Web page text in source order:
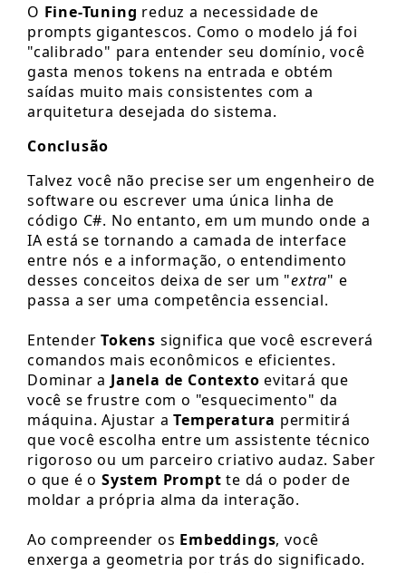
O Fine-Tuning reduz a necessidade de
prompts gigantescos. Como o modelo já foi
"calibrado" para entender seu domínio, você
gasta menos tokens na entrada e obtém
saídas muito mais consistentes com a
arquitetura desejada do sistema.
Conclusão
Talvez você não precise ser um engenheiro de
software ou escrever uma única linha de
código C#. No entanto, em um mundo onde a
IA está se tornando a camada de interface
entre nós e a informação, o entendimento
desses conceitos deixa de ser um "extra" e
passa a ser uma competência essencial.
EntenderTokens significa que você escreverá
comandos mais econômicos e eficientes.
Dominar a Janela de Contexto evitará que
você se frustre com o "esquecimento" da
máquina. Ajustar aTemperatura permitirá
que você escolha entre um assistente técnico
rigoroso ou um parceiro criativo audaz. Saber
o que é oSystem Promptte dá o poder de
moldar a própria alma da interação.
Ao compreender os Embeddings, você
enxerga a geometria por trás do significado.